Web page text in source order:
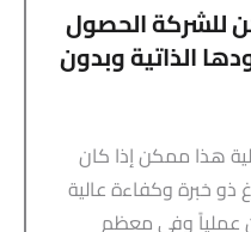
للشركة الحصول
الذاتية وبدون
هذا ممكن إذا كان
ذو خبرة وكفاءة عالية
عملياً وفي معظم